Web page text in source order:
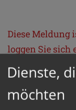
Diese Meldung
loggen Sie sich
Produkt
GESCHÜTZTER
Dienste,
möchten